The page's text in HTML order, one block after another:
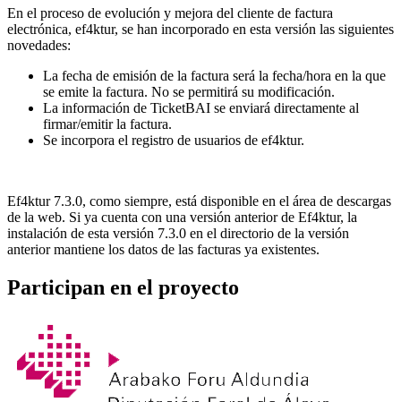
En el proceso de evolución y mejora del cliente de factura
electrónica, ef4ktur, se han incorporado en esta versión las siguientes
novedades:
La fecha de emisión de la factura será la fecha/hora en la que
se emite la factura. No se permitirá su modificación.
La información de TicketBAI se enviará directamente al
firmar/emitir la factura.
Se incorpora el registro de usuarios de ef4ktur.
Ef4ktur 7.3.0, como siempre, está disponible en el área de descargas
de la web. Si ya cuenta con una versión anterior de Ef4ktur, la
instalación de esta versión 7.3.0 en el directorio de la versión
anterior mantiene los datos de las facturas ya existentes.
Participan en el proyecto